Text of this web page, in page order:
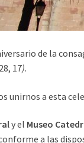
de la
17).
unirnos a esta
y el Museo
a las